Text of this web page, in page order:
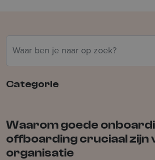
Categorie
Waarom goede
offboarding cruciaal zijn
organisatie